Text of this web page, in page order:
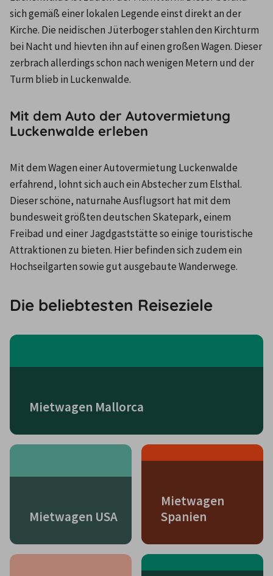
sich gemäß einer lokalen Legende einst direkt an der
Kirche. Die neidischen Jüterboger stahlen den Kirchturm
bei Nacht und hievten ihn auf einen großen Wagen. Dieser
zerbrach allerdings schon nach wenigen Metern und der
Turm blieb in Luckenwalde.
Mit dem Auto der Autovermietung
Luckenwalde erleben
Mit dem Wagen einer Autovermietung Luckenwalde
erfahrend, lohnt sich auch ein Abstecher zum Elsthal.
Dieser schöne, naturnahe Ausflugsort hat mit dem
bundesweit größten deutschen Skatepark, einem
Freibad und einer Jagdgaststätte so einige touristische
Attraktionen zu bieten. Hier befinden sich zudem ein
Hochseilgarten sowie gut ausgebaute Wanderwege.
Die beliebtesten Reiseziele
Mietwagen Mallorca
Mietwagen USA
Mietwagen
Spanien